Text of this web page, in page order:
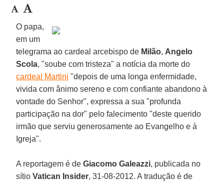
O papa,
em um
telegrama ao cardeal arcebispo de Milão, Angelo
Scola, "soube com tristeza" a notícia da morte do
cardeal Martini "depois de uma longa enfermidade,
vivida com ânimo sereno e com confiante abandono à
vontade do Senhor", expressa a sua "profunda
participação na dor" pelo falecimento "deste querido
irmão que serviu generosamente ao Evangelho e à
Igreja".
A reportagem é deGiacomo Galeazzi, publicada no
sítioVatican Insider, 31-08-2012. A tradução é de